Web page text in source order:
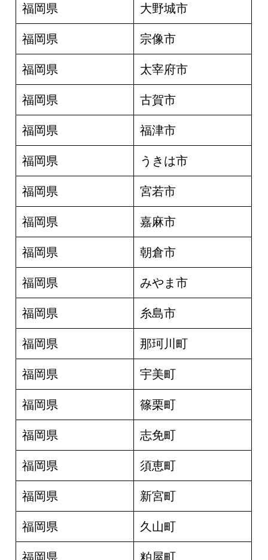
福岡県 大野城市
福岡県 宗像市
福岡県 太宰府市
福岡県 古賀市
福岡県 福津市
福岡県 うきは市
福岡県 宮若市
福岡県 嘉麻市
福岡県 朝倉市
福岡県 みやま市
福岡県 糸島市
福岡県 那珂川町
福岡県 宇美町
福岡県 篠栗町
福岡県 志免町
福岡県 須恵町
福岡県 新宮町
福岡県 久山町
福岡県 粕屋町